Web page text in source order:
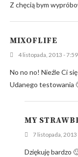
Z chęcią bym
MIXOFLIFE
4 listopada, 2013 -
No no no! Nieźle Ci
Udanego testowania
MY
7 listopada, 2013
Dziękuję bardzo